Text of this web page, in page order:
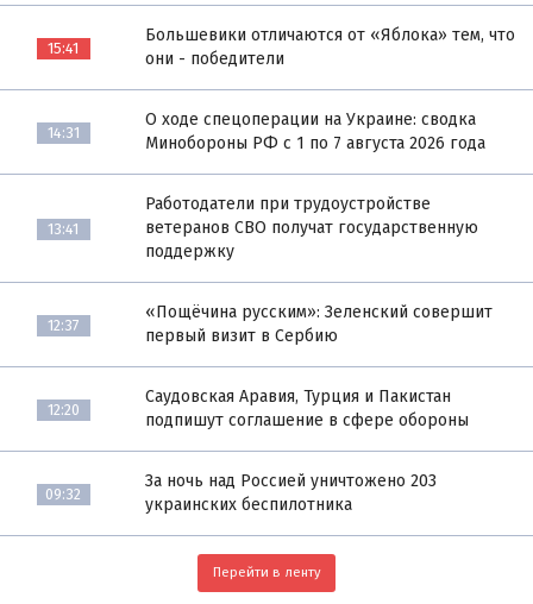
15:41
Большевики отличаются от «Яблока» тем, что
они - победители
14:31
О ходе спецоперации на Украине: сводка
Минобороны РФ с 1 по 7 августа 2026 года
13:41
Работодатели при трудоустройстве
ветеранов СВО получат государственную
поддержку
12:37
«Пощёчина русским»: Зеленский совершит
первый визит в Сербию
12:20
Саудовская Аравия, Турция и Пакистан
подпишут соглашение в сфере обороны
09:32
За ночь над Россией уничтожено 203
украинских беспилотника
Перейти в ленту